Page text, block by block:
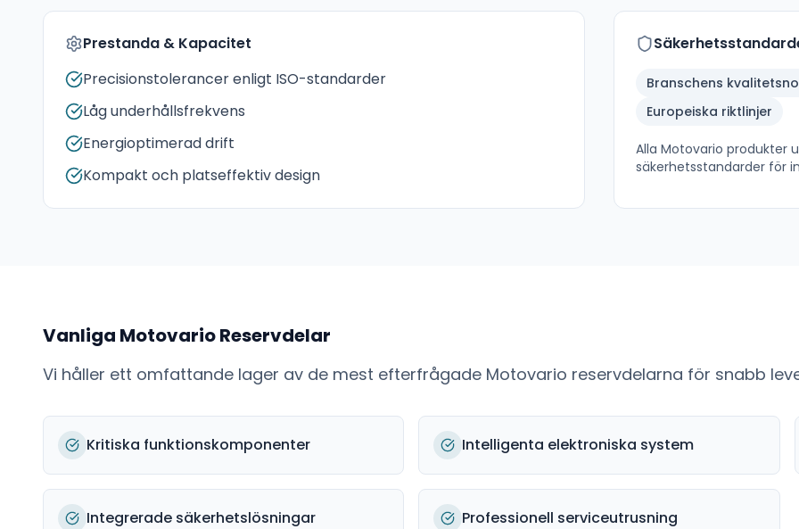
Prestanda & Kapacitet
Precisionstolerancer enligt ISO-standarder
Låg underhållsfrekvens
Energioptimerad drift
Kompakt och platseffektiv design
Branschens
Europeiska riktlinjer
Alla Motovario produkter
säkerhetsstandarder för
Vanliga MotovarioReservdelar
Vi håller ett omfattande lager av de mest efterfrågade Motovario reservdelarna för snabb
Kritiska funktionskomponenter Intelligenta elektroniska system
Integrerade säkerhetslösningar Professionell serviceutrusning